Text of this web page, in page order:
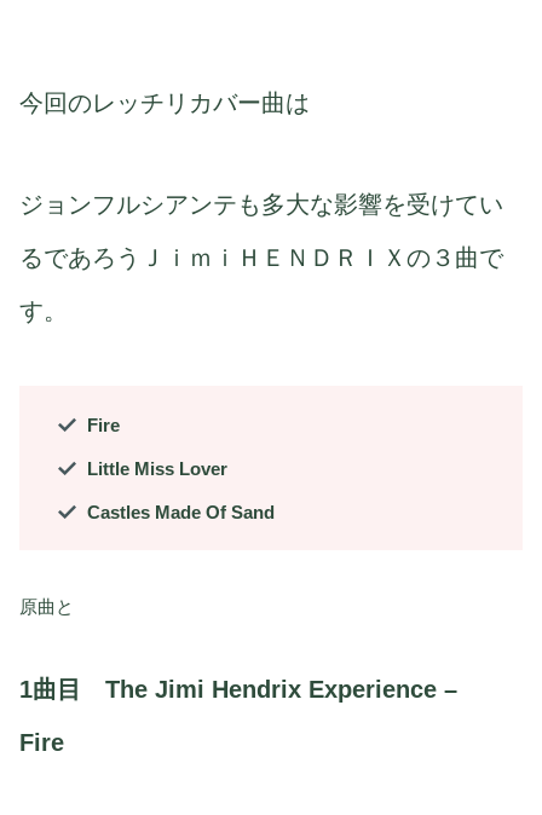
今回のレッチリカバー曲は
ジョンフルシアンテも多大な影響を受けてい
るであろうＪｉｍｉＨＥＮＤＲＩＸの３曲で
す。
Fire
Little Miss Lover
Castles Made Of Sand
原曲と
1曲目 The Jimi Hendrix Experience –
Fire